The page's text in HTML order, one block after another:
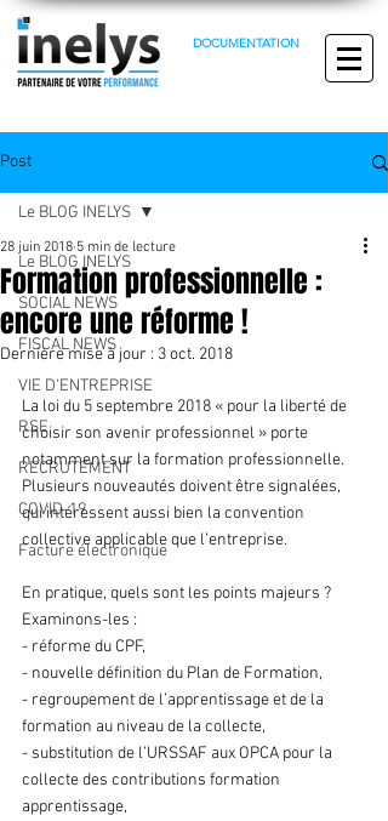
DOCUMENTATION
Post
Le BLOG INELYS
SOCIAL NEWS
FISCAL NEWS
VIE D'ENTREPRISE
RSE
RECRUTEMENT
COVID-19
Facture électronique
Le BLOG INELYS
Formation professionnelle :
encore une réforme !
28 juin 2018 5 min de lecture
Dernière mise à jour : 3 oct. 2018
La loi du 5 septembre 2018 « pour la liberté de
choisir son avenir professionnel » porte
notamment sur la formation professionnelle.
Plusieurs nouveautés doivent être signalées,
qui intéressent aussi bien la convention
collective applicable que l’entreprise.
En pratique, quels sont les points majeurs ?
Examinons-les :
- réforme du CPF,
- nouvelle définition du Plan de Formation,
- regroupement de l’apprentissage et de la
formation au niveau de la collecte,
- substitution de l’URSSAF aux OPCA pour la
collecte des contributions formation
apprentissage,